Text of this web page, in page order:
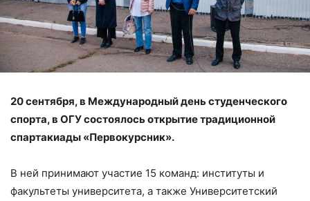
20 сентября, в Международный день студенческого
спорта, в ОГУ состоялось открытие традиционной
спартакиады «Первокурсник».
В ней принимают участие 15 команд: институты и
факультеты университета, а также Университетский